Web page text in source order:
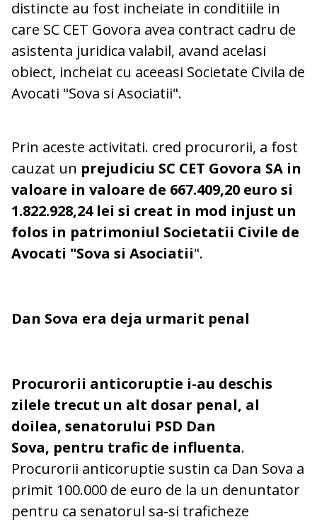
distincte au fost incheiate in conditiile in
care SC CET Govora avea contract cadru de
asistenta juridica valabil, avand acelasi
obiect, incheiat cu aceeasi Societate Civila de
Avocati "Sova si Asociatii".
Prin aceste activitati. cred procurorii, a fost
cauzat un prejudiciu SC CET Govora SA in
valoare in valoare de 667.409,20 euro si
1.822.928,24 lei si creat in mod injust un
folos in patrimoniul Societatii Civile de
Avocati "Sova si Asociatii".
Dan Sova era deja urmarit penal
Procurorii anticoruptie i-au deschis
zilele trecut un alt dosar penal, al
doilea, senatorului PSD Dan
Sova, pentru trafic de influenta.
Procurorii anticoruptie sustin ca Dan Sova a
primit 100.000 de euro de la un denuntator
pentru ca senatorul sa-si traficheze